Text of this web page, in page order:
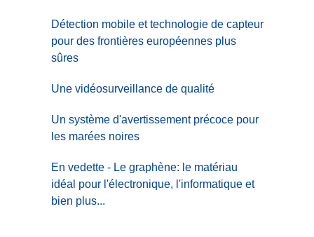
Détection mobile et technologie de capteur
pour des frontières européennes plus
sûres
Une vidéosurveillance de qualité
Un système d'avertissement précoce pour
les marées noires
En vedette - Le graphène: le matériau
idéal pour l'électronique, l'informatique et
bien plus...